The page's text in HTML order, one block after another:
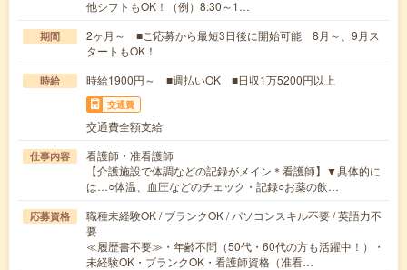
他シフトもOK！（例）8:30～1…
期間
2ヶ月～ ■ご応募から最短3日後に開始可能 8月～、9月ス
タートもOK！
時給 時給1900円～ ■週払いOK ■日収1万5200円以上
交通費
交通費全額支給
仕事内容
看護師・准看護師
【介護施設で体調などの記録がメイン＊看護師】▼具体的に
は…○体温、血圧などのチェック・記録○お薬の飲…
応募資格
職種未経験OK / ブランクOK / パソコンスキル不要 / 英語力不
要
≪履歴書不要≫・年齢不問（50代・60代の方も活躍中！）・
未経験OK・ブランクOK・看護師資格（准看…